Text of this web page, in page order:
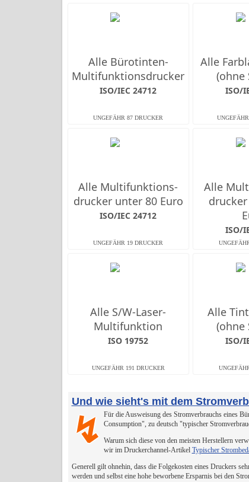
Alle Bürotinten-
Multifunktions­drucker
ISO/IEC 24712
Alle
(ohne
ISO/
Alle Multifunktions­
drucker unter 80 Euro
ISO/IEC 24712
Alle
ISO/
Alle S/W-Laser-
Multifunktion
ISO 19752
Alle
(ohne
ISO/
Und wie sieht's mit dem
↯
Für die Ausweisung des Stromverbrauchs eines
Consumption", zu deutsch "typischer
Warum sich diese von den meisten Herstellern
wir im Druckerchannel-Artikel Typischer
Generell gilt ohnehin, dass die Folgekosten eines Druckers
werden und selbst eine hohe beworbene Ersparnis bei den